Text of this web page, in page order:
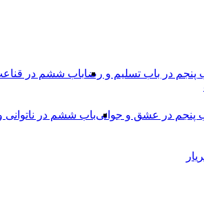
پنجم در باب تسلیم و رضاباب ششم در
پنجم در عشق و جوانىباب ششم در ناتوانى